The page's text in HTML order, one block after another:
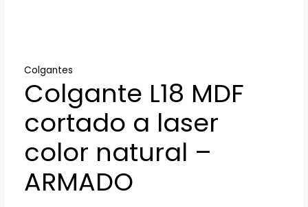
Colgantes
Colgante L18 MDF
cortado a laser
color natural –
ARMADO